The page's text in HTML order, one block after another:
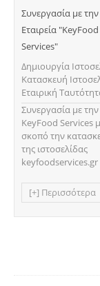
Συνεργασία με την
Εταιρεία "KeyFood
Services"
Δημιουργία
Κατασκευή
Εταιρική
Συνεργασία με την
KeyFood Services
σκοπό την
της ιστοσελίδας
keyfoodservices.gr
[+] Περισσότερα